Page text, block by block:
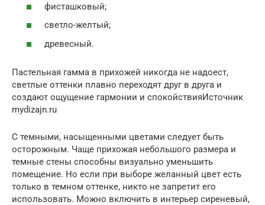
фисташковый;
светло-желтый;
древесный.
Пастельная гамма в прихожей никогда не надоест,
светлые оттенки плавно переходят друг в друга и
создают ощущение гармонии и спокойствияИсточник
mydizajn.ru
С темными, насыщенными цветами следует быть
осторожным. Чаще прихожая небольшого размера и
темные стены способны визуально уменьшить
помещение. Но если при выборе желанный цвет есть
только в темном оттенке, никто не запретит его
использовать. Можно включить в интерьер сиреневый,